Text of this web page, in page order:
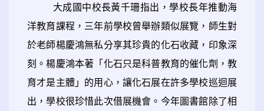
大成國中校長黃千珊指出，學校長年推動海
洋教育課程，三年前學校曾舉辦類似展覽，師生對
於老師楊慶鴻無私分享其珍貴的化石收藏，印象深
刻。楊慶鴻本著「化石只是科普教育的催化劑，教
育才是主體」的用心，讓化石展在許多學校巡迴展
出，學校很珍惜此次借展機會。今年圖書館除了相